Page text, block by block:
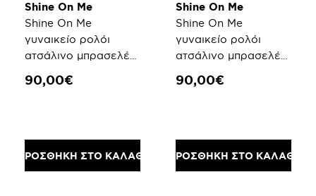
Shine On Me
Shine On Me
γυναικείο ρολόι
ατσάλινο μπρασελέ
90,00€
ΠΡΟΣΘΗΚΗ ΣΤΟ ΚΑΛΑΘΙ
Shine On Me
Shine On Me
γυναικείο ρολόι
ατσάλινο μπρασελέ
90,00€
ΠΡΟΣΘΗΚΗ ΣΤΟ ΚΑΛΑΘΙ